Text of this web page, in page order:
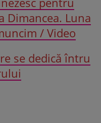
Dimancea. Luna
/ Video
se dedică întru